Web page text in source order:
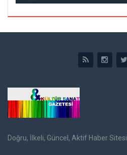
Doğru, İlkeli, Güncel, Aktif Haber Sitesi